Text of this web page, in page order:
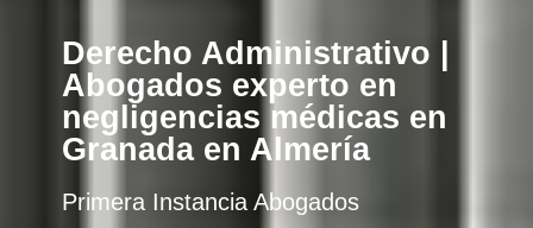
Derecho Administrativo |
Abogados experto en
negligencias médicas en
Granada en Almería
Primera Instancia Abogados